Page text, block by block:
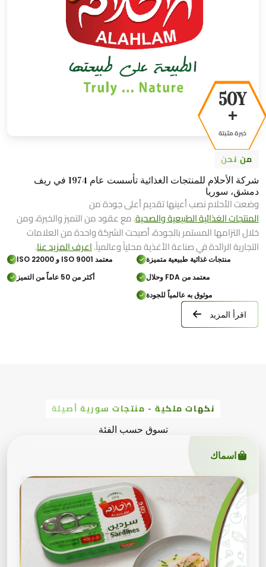
50Y
+
خبرة مثبتة
من نحن
شركة الأحلام للمنتجات الغذائية تأسست عام 1974 في ريف
دمشق، سوريا
وضعت الأحلام نصب أعينها تقديم أعلى جودة من
المنتجات الغذائية الطبيعية والصحية. مع عقود من التميز والخبرة، ومن
خلال التزامها المستمر بالجودة، أصبحت الشركة واحدة من العلامات
التجارية الرائدة في صناعة الأغذية محلياً وعالمياً.اعرف المزيد عنا.
منتجات غذائية طبيعية متميزة
معتمد ISO 9001 و ISO 22000
معتمد من FDA وحلال
أكثر من 50 عاماً من التميز
موثوق به عالمياً للجودة
اقرأ المزيد
نكهات ملكية - منتجات سورية أصيلة
تسوق حسب الفئة
اسماك